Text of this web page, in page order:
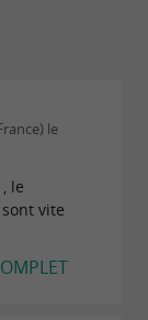
le
le
vite